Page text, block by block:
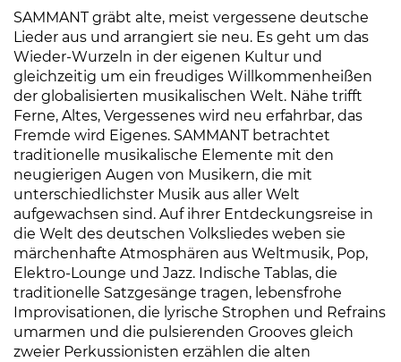
SAMMANT gräbt alte, meist vergessene deutsche
Lieder aus und arrangiert sie neu. Es geht um das
Wieder-Wurzeln in der eigenen Kultur und
gleichzeitig um ein freudiges Willkommenheißen
der globalisierten musikalischen Welt. Nähe trifft
Ferne, Altes, Vergessenes wird neu erfahrbar, das
Fremde wird Eigenes. SAMMANT betrachtet
traditionelle musikalische Elemente mit den
neugierigen Augen von Musikern, die mit
unterschiedlichster Musik aus aller Welt
aufgewachsen sind. Auf ihrer Entdeckungsreise in
die Welt des deutschen Volksliedes weben sie
märchenhafte Atmosphären aus Weltmusik, Pop,
Elektro-Lounge und Jazz. Indische Tablas, die
traditionelle Satzgesänge tragen, lebensfrohe
Improvisationen, die lyrische Strophen und Refrains
umarmen und die pulsierenden Grooves gleich
zweier Perkussionisten erzählen die alten